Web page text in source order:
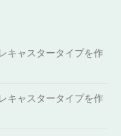
キャスタータイプを作
キャスタータイプを作